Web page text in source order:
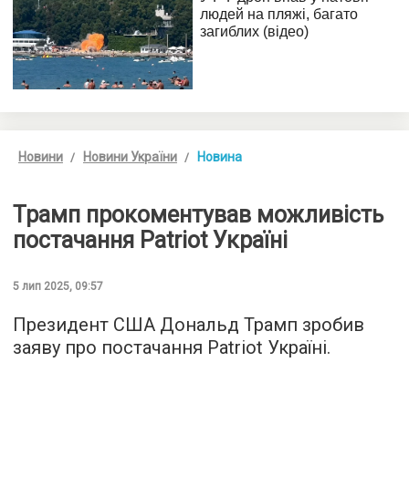
Новини Новини України Новина
Трамп прокоментував можливість
постачання Patriot Україні
5 лип 2025, 09:57
Президент США Дональд Трамп зробив
заяву про постачання Patriot Україні.